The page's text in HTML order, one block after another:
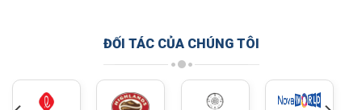
ĐỐI TÁC CỦA CHÚNG TÔI